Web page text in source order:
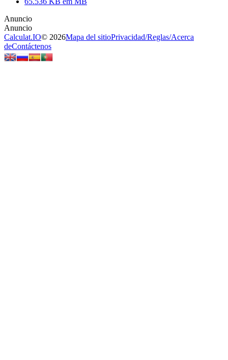
Calculat.IO© 2026Mapa del sitioPrivacidad/Reglas/Acerca
deContáctenos